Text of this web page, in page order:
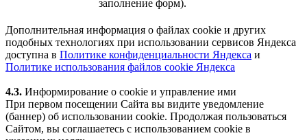
заполнение форм).
Дополнительная информация о файлах cookie и других
подобных технологиях при использовании сервисов Яндекса
доступна в Политике конфиденциальности Яндекса и
Политике использования файлов cookie Яндекса
4.3. Информирование о cookie и управление ими
При первом посещении Сайта вы видите уведомление
(баннер) об использовании cookie. Продолжая пользоваться
Сайтом, вы соглашаетесь с использованием cookie в